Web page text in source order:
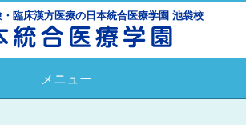
臨床漢方医療の日本統合医療学園 池袋校
メニュー